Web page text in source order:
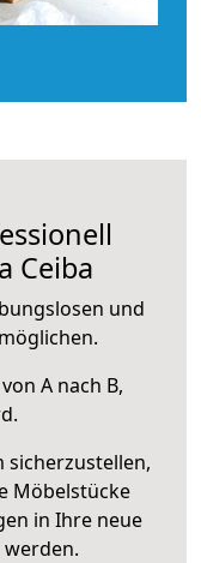
Ceiba
und
A nach B,
sicherzustellen,
Möbelstücke
in Ihre neue